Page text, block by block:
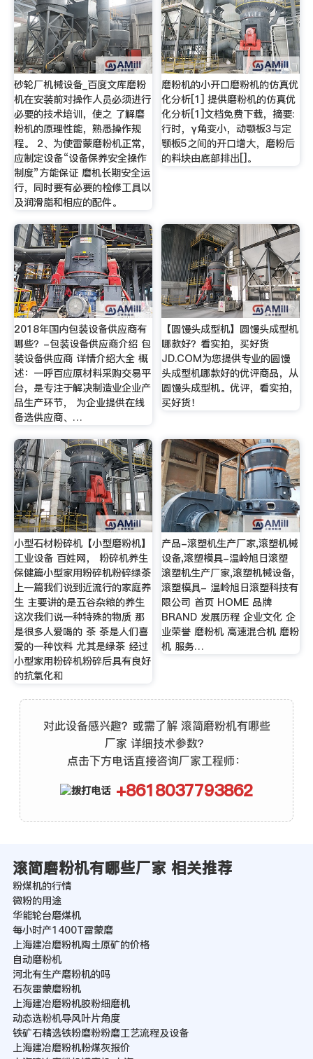
砂轮厂机械设备_百度文库磨粉
机在安装前对操作人员必须进行
必要的技术培训，使之 了解磨
粉机的原理性能，熟悉操作规
程。 2、为使雷蒙磨粉机正常，
应制定设备“设备保养安全操作
制度”方能保证 磨机长期安全运
行，同时要有必要的检修工具以
及润滑脂和相应的配件。
磨粉机的小开口磨粉机的仿真优
化分析[1] 提供磨粉机的仿真优
化分析[1]文档免费下载，摘要:
行时，γ角变小，动颚板3与定
颚板5之间的开口增大，磨粉后
的料块由底部排出[]。
2018年国内包装设备供应商有
哪些？-包装设备供应商介绍 包
装设备供应商 详情介绍大全 概
述：一呼百应原材料采购交易平
台，是专注于解决制造业企业产
品生产环节， 为企业提供在线
备选供应商、…
【圆馒头成型机】圆馒头成型机
哪款好？看实拍，买好货
JD.COM为您提供专业的圆馒
头成型机哪款好的优评商品，从
圆馒头成型机。优评，看实拍，
买好货！
小型石材粉碎机【小型磨粉机】
工业设备 百姓网， 粉碎机养生
保健篇小型家用粉碎机粉碎绿茶
上一篇我们说到近流行的家庭养
生 主要讲的是五谷杂粮的养生
这次我们说一种特殊的物质 那
是很多人爱喝的 茶 茶是人们喜
爱的一种饮料 尤其是绿茶 经过
小型家用粉碎机粉碎后具有良好
的抗氧化和
产品-滚塑机生产厂家,滚塑机械
设备,滚塑模具-温岭旭日滚塑
滚塑机生产厂家,滚塑机械设备,
滚塑模具- 温岭旭日滚塑科技有
限公司 首页 HOME 品牌
BRAND 发展历程 企业文化 企
业荣誉 磨粉机 高速混合机 磨粉
机 服务…
对此设备感兴趣？或需了解 滚简磨粉机有哪些
厂家 详细技术参数？
点击下方电话直接咨询厂家工程师：
+8618037793862
滚简磨粉机有哪些厂家 相关推荐
粉煤机的行情
微粉的用途
华能轮台磨煤机
每小时产1400T雷蒙磨
上海建冶磨粉机陶土原矿的价格
自动磨粉机
河北有生产磨粉机的吗
石灰雷蒙磨粉机
上海建冶磨粉机胶粉细磨机
动态选粉机导风叶片角度
铁矿石精选铁粉磨粉粉磨工艺流程及设备
上海建冶磨粉机粉煤灰报价